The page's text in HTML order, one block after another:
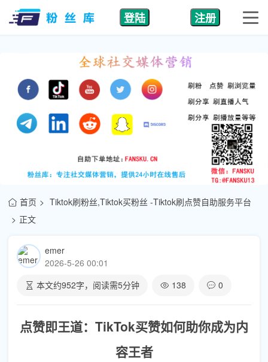
登陆 注册
首页
Tiktok刷粉丝,Tiktok买粉丝 -Tiktok刷点赞自助服务平台
正文
emer
2026-5-26 00:01
本文约952字，阅读需5分钟 138 0
点赞即王道：TikTok买赞如何助你成为内
容王者